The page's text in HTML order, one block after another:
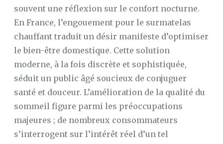
souvent une réflexion sur le confort nocturne.
En France, l’engouement pour le surmatelas
chauffant traduit un désir manifeste d’optimiser
le bien-être domestique. Cette solution
moderne, à la fois discrète et sophistiquée,
séduit un public âgé soucieux de conjuguer
santé et douceur. L’amélioration de la qualité du
sommeil figure parmi les préoccupations
majeures ; de nombreux consommateurs
s’interrogent sur l’intérêt réel d’un tel